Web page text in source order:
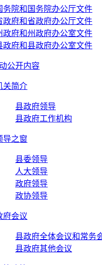
务院和国务院办公厅文件
政府和省政府办公厅文件
政府和州政府办公室文件
政府和县政府办公室文件
公开内容
关简介
县政府领导
县政府工作机构
导之窗
县委领导
人大领导
政府领导
政协领导
府会议
县政府全体会议和常务
县政府其他会议